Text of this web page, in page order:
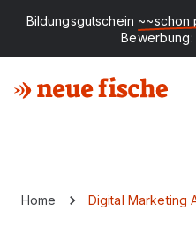
Bildungsgutschein ~~schon
Bewerbung:
Home Digital Marketing